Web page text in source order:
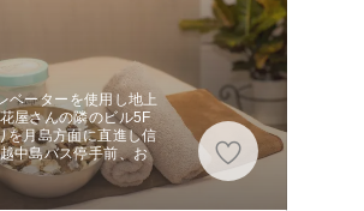
ベーターを使用し地上
屋さんの隣のビル5F
を月島方面に直進し信
中島バス停手前、お